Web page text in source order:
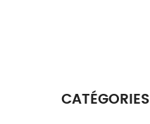
CATÉGORIES